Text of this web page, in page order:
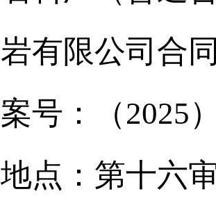
岩有限公司合
案号：（2025
地点：第十六